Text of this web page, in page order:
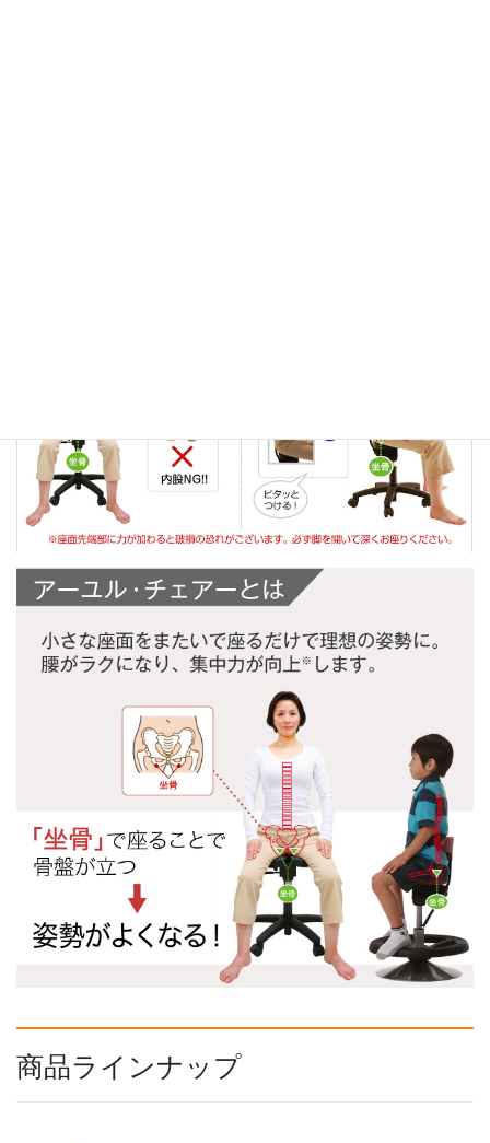
商品ラインナップ